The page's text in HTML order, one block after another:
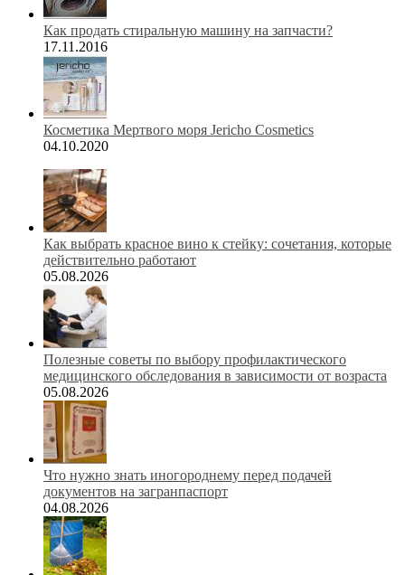
Как продать стиральную машину на запчасти?
17.11.2016
Косметика Мертвого моря Jericho Cosmetics
04.10.2020
Как выбрать красное вино к стейку: сочетания, которые
действительно работают
05.08.2026
Полезные советы по выбору профилактического
медицинского обследования в зависимости от возраста
05.08.2026
Что нужно знать иногороднему перед подачей
документов на загранпаспорт
04.08.2026